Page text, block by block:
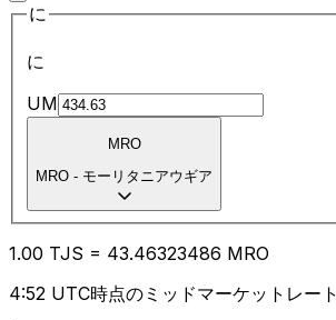
に
に
UM
MRO
MRO - モーリタニアウギア
1.00 TJS = 43.46323486 MRO
4:52 UTC時点のミッドマーケットレート